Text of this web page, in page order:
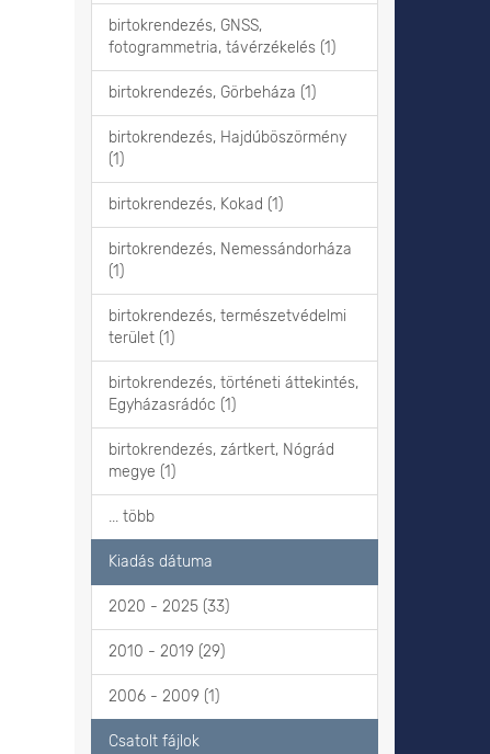
birtokrendezés, GNSS,
fotogrammetria, távérzékelés (1)
birtokrendezés, Görbeháza (1)
birtokrendezés, Hajdúböszörmény
(1)
birtokrendezés, Kokad (1)
birtokrendezés, Nemessándorháza
(1)
birtokrendezés, természetvédelmi
terület (1)
birtokrendezés, történeti áttekintés,
Egyházasrádóc (1)
birtokrendezés, zártkert, Nógrád
megye (1)
... több
Kiadás dátuma
2020 - 2025 (33)
2010 - 2019 (29)
2006 - 2009 (1)
Csatolt fájlok